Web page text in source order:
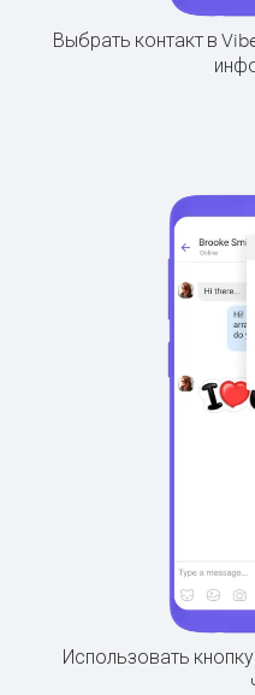
Выбрать контакт в
Использовать